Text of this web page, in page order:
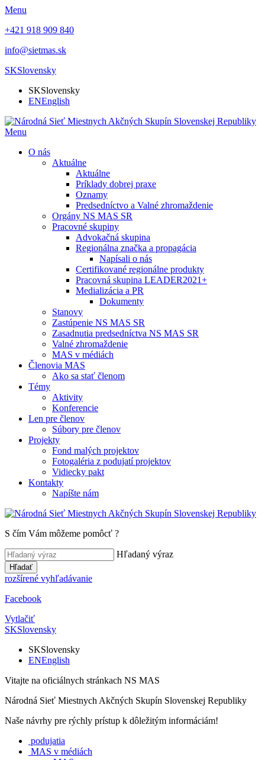
Menu
+421 918 909 840
info@sietmas.sk
SKSlovensky
SKSlovensky
ENEnglish
Menu
O nás
Aktuálne
Aktuálne
Príklady dobrej praxe
Oznamy
Predsedníctvo a Valné zhromaždenie
Orgány NS MAS SR
Pracovné skupiny
Advokačná skupina
Regionálna značka a propagácia
Napísali o nás
Certifikované regionálne produkty
Pracovná skupina LEADER2021+
Medializácia a PR
Dokumenty
Stanovy
Zastúpenie NS MAS SR
Zasadnutia predsedníctva NS MAS SR
Valné zhromaždenie
MAS v médiách
Členovia MAS
Ako sa stať členom
Témy
Aktivity
Konferencie
Len pre členov
Súbory pre členov
Projekty
Fond malých projektov
Fotogaléria z podujatí projektov
Vidiecky pakt
Kontakty
Napíšte nám
S čím Vám môžeme pomôcť ?
Hľadaný výraz
Hľadať
rozšírené vyhľadávanie
Facebook
Vytlačiť
SKSlovensky
SKSlovensky
ENEnglish
Vitajte na oficiálnych stránkach NS MAS
Národná Sieť Miestnych Akčných Skupín Slovenskej Republiky
Naše návrhy pre rýchly prístup k dôležitým informáciám!
podujatia
MAS v médiách